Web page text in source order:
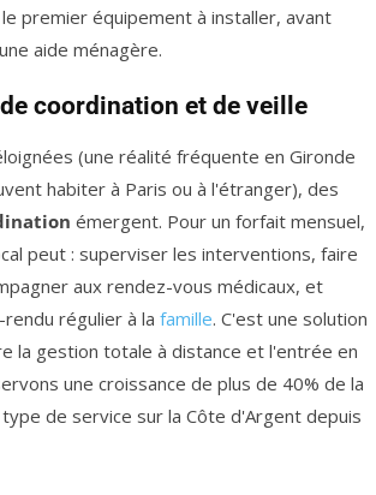
premier équipement à installer, avant
aide ménagère.
coordination et de veille
(une réalité fréquente en Gironde
habiter à Paris ou à l'étranger), des
émergent. Pour un forfait mensuel,
peut : superviser les interventions, faire
aux rendez-vous médicaux, et
régulier à la famille. C'est une solution
la gestion totale à distance et l'entrée en
une croissance de plus de 40% de la
de service sur la Côte d'Argent depuis